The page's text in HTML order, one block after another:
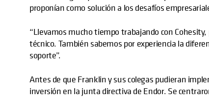
proponían como solución a los desafíos
“Llevamos mucho tiempo trabajando con
técnico. También sabemos por experiencia la
soporte”.
Antes de que Franklin y sus colegas pudieran
inversión en la junta directiva de Endor. Se